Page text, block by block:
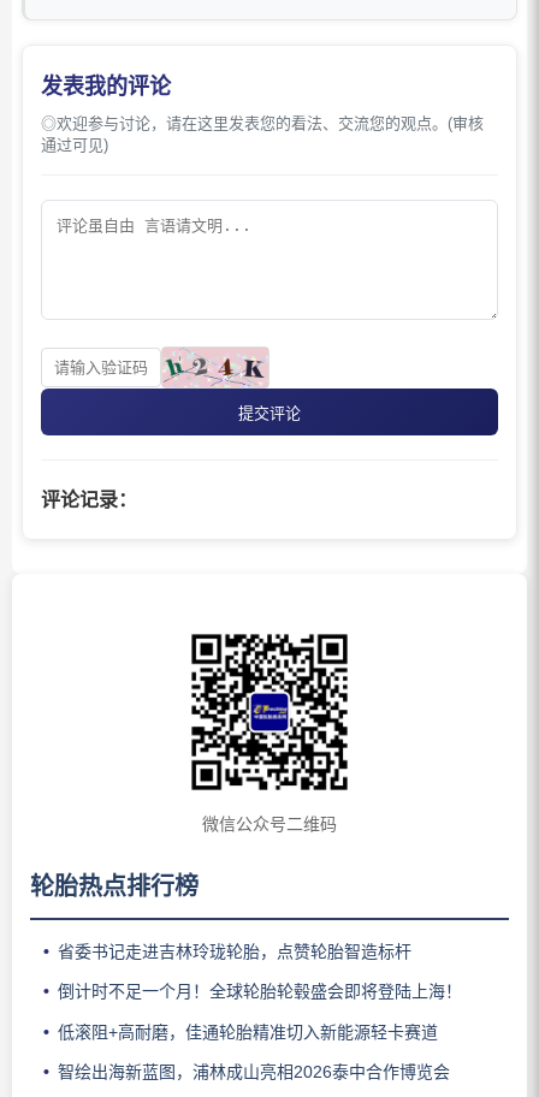
发表我的评论
◎欢迎参与讨论，请在这里发表您的看法、交流您的观点。(审核
通过可见)
提交评论
评论记录：
微信公众号二维码
轮胎热点排行榜
省委书记走进吉林玲珑轮胎，点赞轮胎智造标杆
倒计时不足一个月！全球轮胎轮毂盛会即将登陆上海！
低滚阻+高耐磨，佳通轮胎精准切入新能源轻卡赛道
智绘出海新蓝图，浦林成山亮相2026泰中合作博览会